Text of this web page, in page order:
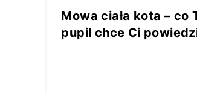
Mowa ciała kota – co
pupil chce Ci